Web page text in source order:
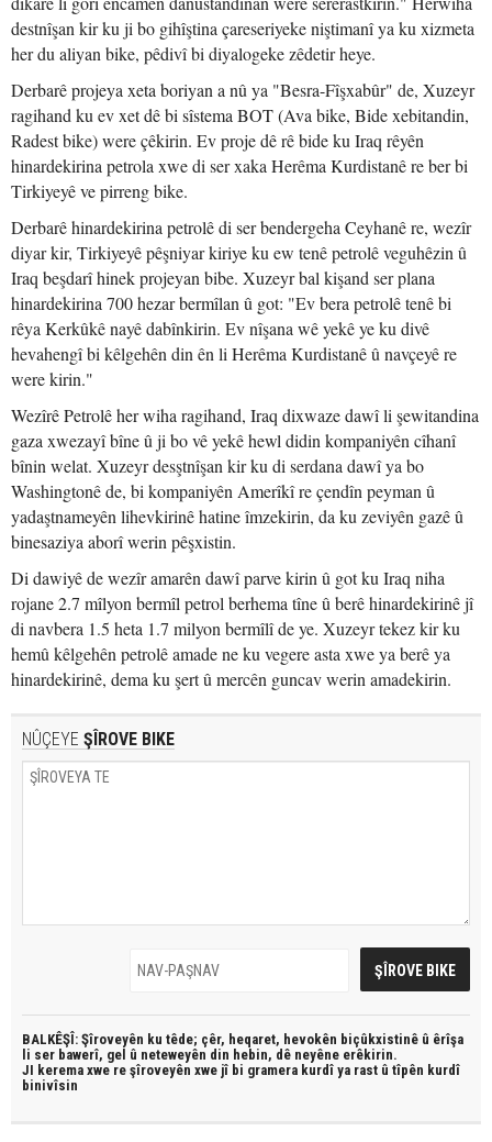
destnîşan kir ku ji bo gihîştina çareseriyeke niştimanî ya ku xizmeta
her du aliyan bike, pêdivî bi diyalogeke zêdetir heye.
Derbarê projeya xeta boriyan a nû ya "Besra-Fîşxabûr" de, Xuzeyr
ragihand ku ev xet dê bi sîstema BOT (Ava bike, Bide xebitandin,
Radest bike) were çêkirin. Ev proje dê rê bide ku Iraq rêyên
hinardekirina petrola xwe di ser xaka Herêma Kurdistanê re ber bi
Tirkiyeyê ve pirreng bike.
Derbarê hinardekirina petrolê di ser bendergeha Ceyhanê re, wezîr
diyar kir, Tirkiyeyê pêşniyar kiriye ku ew tenê petrolê veguhêzin û
Iraq beşdarî hinek projeyan bibe. Xuzeyr bal kişand ser plana
hinardekirina 700 hezar bermîlan û got: "Ev bera petrolê tenê bi
rêya Kerkûkê nayê dabînkirin. Ev nîşana wê yekê ye ku divê
hevahengî bi kêlgehên din ên li Herêma Kurdistanê û navçeyê re
were kirin."
Wezîrê Petrolê her wiha ragihand, Iraq dixwaze dawî li şewitandina
gaza xwezayî bîne û ji bo vê yekê hewl didin kompaniyên cîhanî
bînin welat. Xuzeyr desştnîşan kir ku di serdana dawî ya bo
Washingtonê de, bi kompaniyên Amerîkî re çendîn peyman û
yadaştnameyên lihevkirinê hatine îmzekirin, da ku zeviyên gazê û
binesaziya aborî werin pêşxistin.
Di dawiyê de wezîr amarên dawî parve kirin û got ku Iraq niha
rojane 2.7 mîlyon bermîl petrol berhema tîne û berê hinardekirinê jî
di navbera 1.5 heta 1.7 milyon bermîlî de ye. Xuzeyr tekez kir ku
hemû kêlgehên petrolê amade ne ku vegere asta xwe ya berê ya
hinardekirinê, dema ku şert û mercên guncav werin amadekirin.
NÛÇEYE ŞÎROVE BIKE
BALKÊŞÎ: Şîroveyên ku têde; çêr, heqaret, hevokên biçûkxistinê û êrîşa
li ser bawerî, gel û neteweyên din hebin, dê neyêne erêkirin.
JI kerema xwe re şîroveyên xwe jî bi gramera kurdî ya rast û tîpên kurdî
binivîsin